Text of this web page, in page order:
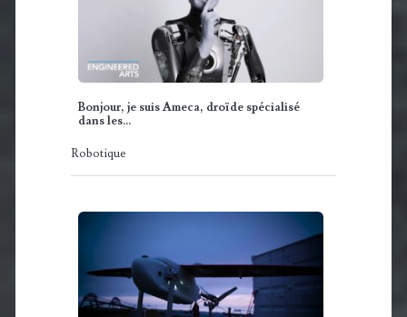
Bonjour, je suis Ameca, droïde spécialisé
dans les…
Robotique